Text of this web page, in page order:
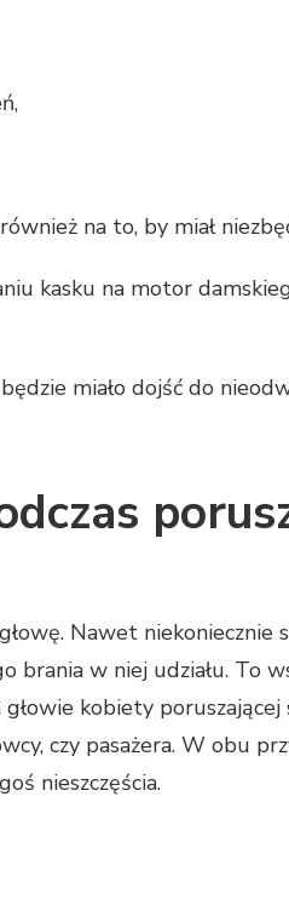
na to, by miał
kasku na motor
miało dojść do
Nawet
w niej udziału. To
kobiety
czy pasażera. W obu
nieszczęścia.